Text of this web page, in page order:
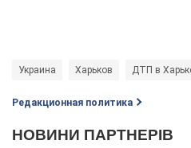
Украина Харьков ДТП в
Редакционная политика